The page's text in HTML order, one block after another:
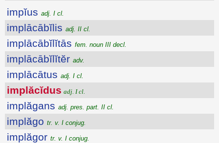
impĭus adj. I cl.
implācābĭlis adj. II cl.
implācābĭlĭtās fem. noun III decl.
implācābĭlĭtĕr adv.
implācātus adj. I cl.
implăcĭdus adj. I cl.
implăgans adj. pres. part. II cl.
implăgo tr. v. I conjug.
implăgor tr. v. I conjug.